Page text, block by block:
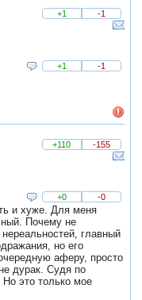
+1
-1
+1 -1
+110
-155
+0 -0
и хуже. Для меня
Почему не
главный
но его
аферу, просто
дурак. Судя по
это только мое